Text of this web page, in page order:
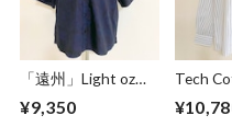
「遠州」Light oz
Overdye Poplin W-
Pocket Half Sleeve
¥9,350
Tech
Stripe
Line